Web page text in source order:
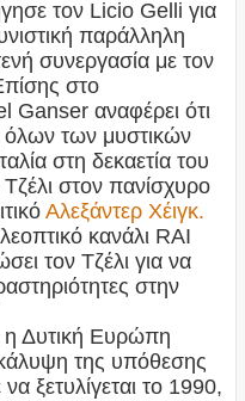
τον Licio Gelli για
παράλληλη
συνεργασία με τον
στο
Ganser αναφέρει ότι
όλων των μυστικών
στη δεκαετία του
στον πανίσχυρο
Αλεξάντερ Χέιγκ.
κανάλι RAI
τον Τζέλι για να
στην
η Δυτική Ευρώπη
της υπόθεσης
ξετυλίγεται το 1990,